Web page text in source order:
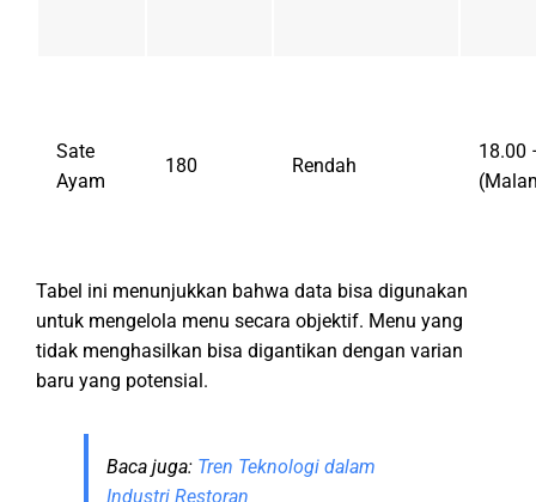
Sate
Ayam
180 Rendah
18.00
Tabel ini menunjukkan bahwa data bisa digunakan
untuk mengelola menu secara objektif. Menu yang
tidak menghasilkan bisa digantikan dengan varian
baru yang potensial.
Baca juga: Tren Teknologi dalam
Industri Restoran